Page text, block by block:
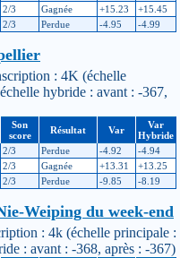
2/3 Gagnée +15.23
+15.45
2/3 Perdue -4.95 -4.99
: 4K (échelle
hybride : avant : -367,
Son
score
Résultat Var
Var
Hybride
2/3 Perdue -4.92
-4.94
2/3 Gagnée +13.31
+13.25
2/3 Perdue -9.85 -8.19
Weiping du week-end
: 4k (échelle principale :
: avant : -368, après : -367)